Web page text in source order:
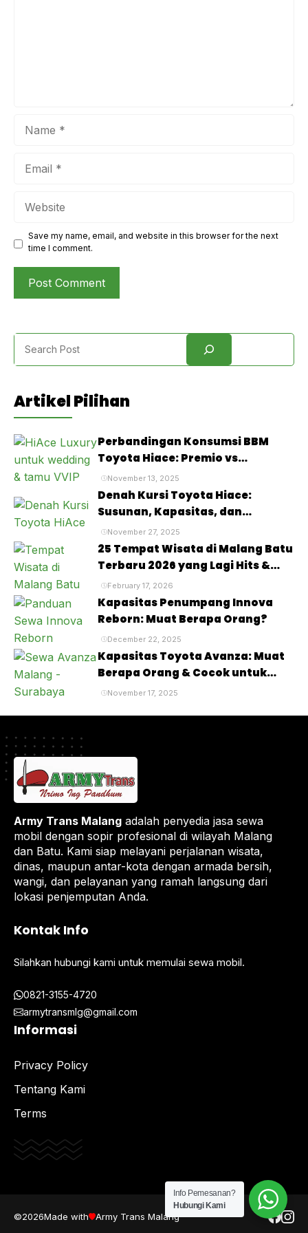
Save my name, email, and website in this browser for the next
time I comment.
Search
Artikel Pilihan
Perbandingan Konsumsi BBM
Toyota Hiace: Premio vs
Commuter vs Luxury, Mana yang
Paling Irit?
November 13, 2025
Denah Kursi Toyota Hiace:
Susunan, Kapasitas, dan
Kenyamanan Penumpang
November 27, 2025
25 Tempat Wisata di Malang Batu
Terbaru 2026 yang Lagi Hits &
Viral
February 17, 2026
Kapasitas Penumpang Innova
Reborn: Muat Berapa Orang?
December 22, 2025
Kapasitas Toyota Avanza: Muat
Berapa Orang & Cocok untuk
Siapa?
November 17, 2025
Army Trans Malang adalah penyedia jasa sewa
mobil dengan sopir profesional di wilayah Malang
dan Batu. Kami siap melayani perjalanan wisata,
dinas, maupun antar-kota dengan armada bersih,
wangi, dan pelayanan yang ramah langsung dari
lokasi penjemputan Anda.
Kontak Info
Silahkan hubungi kami untuk memulai sewa mobil.
0821-3155-4720
armytransmlg@gmail.com
Informasi
Privacy Policy
Tentang Kami
Terms
©2026Made with Army Trans Malang
Info Pemesanan?
Hubungi Kami